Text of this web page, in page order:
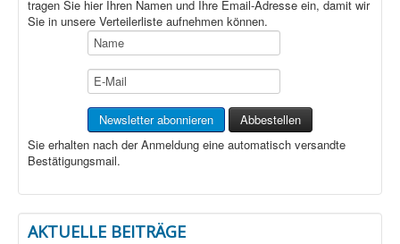
tragen Sie hier Ihren Namen und Ihre Email-Adresse ein, damit wir
Sie in unsere Verteilerliste aufnehmen können.
Sie erhalten nach der Anmeldung eine automatisch versandte
Bestätigungsmail.
AKTUELLE BEITRÄGE